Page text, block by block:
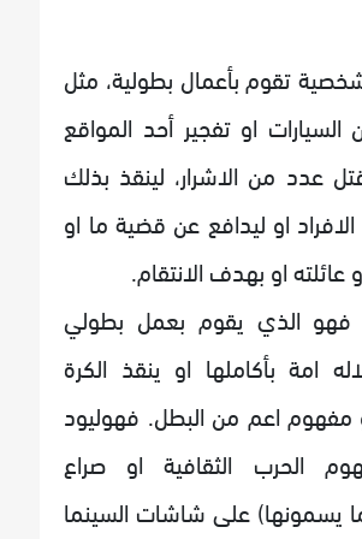
تقوم بأعمال بطولية، مثل
او تفجير أحد المواقع
عدد من الاشرار، لينقذ بذلك
او ليدافع عن قضية ما او
او بهدف الانتقام.
فهو الذي يقوم بعمل بطولي
امة بأكاملها او ينقذ الكرة
مفهوم اعم من البطل. فهوليود
الحرب الثقافية او صراع
يسمونها) على شاشات السينما